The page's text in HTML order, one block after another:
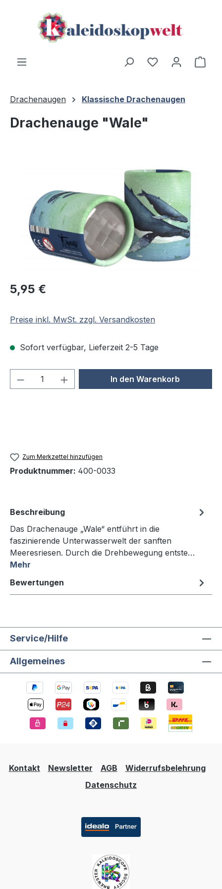
Zum Hauptinhalt springen
Drachenaugen Klassische Drachenaugen
Drachenauge "Wale"
Regulärer Preis:
5,95 €
Preise inkl. MwSt. zzgl. Versandkosten
Sofort verfügbar, Lieferzeit 2-5 Tage
Produkt Anzahl: Gib denIn den Warenkorb
Zum Merkzettel hinzufügen
Produktnummer: 400-0033
Beschreibung
Das Drachenauge „Wale“ entführt in die
faszinierende Unterwasserwelt der sanften
Meeresriesen. Durch die Drehbewegung entste…
Mehr
Bewertungen
Service/Hilfe
Allgemeines
Kontakt Newsletter AGB
Widerrufsbelehrung
Datenschutz